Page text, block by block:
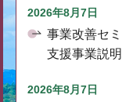
2026年8月7日
事業改善セ
支援事業説
2026年8月7日